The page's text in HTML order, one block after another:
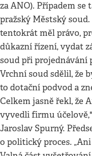
za ANO). Případem
pražský Městský soud.
tentokrát měl právo,
důkazní řízení, vydat
soud při projednávání
Vrchní soud sdělil, že
to dotační podvod a
Celkem jasně řekl, že
vyvedli firmu
Jaroslav Spurný.
o politický proces.